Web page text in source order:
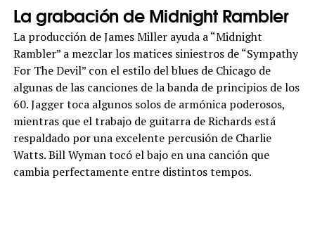
La grabación de Midnight Rambler
La producción de James Miller ayuda a “Midnight
Rambler” a mezclar los matices siniestros de “Sympathy
For The Devil” con el estilo del blues de Chicago de
algunas de las canciones de la banda de principios de los
60. Jagger toca algunos solos de armónica poderosos,
mientras que el trabajo de guitarra de Richards está
respaldado por una excelente percusión de Charlie
Watts. Bill Wyman tocó el bajo en una canción que
cambia perfectamente entre distintos tempos.